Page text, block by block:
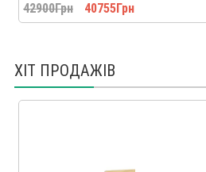
42900Грн 40755Грн
ХІТ ПРОДАЖІВ